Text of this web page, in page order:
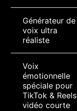
Générateur de
voix ultra
réaliste
Voix
émotionnelle
spéciale pour
TikTok & Reels
vidéo courte